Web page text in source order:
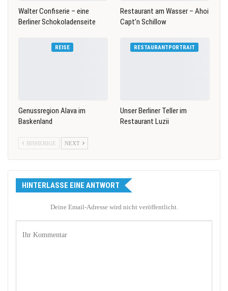
Walter Confiserie – eine
Berliner Schokoladenseite
Restaurant am Wasser – Ahoi
Capt’n Schillow
REISE
Genussregion Alava im
Baskenland
RESTAURANTPORTRAIT
Unser Berliner Teller im
Restaurant Luzii
BISHERIGE NEXT
HINTERLASSE EINE ANTWORT
Deine Email-Adresse wird nicht veröffentlicht.